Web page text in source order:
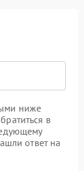
ниже
в
ответ на